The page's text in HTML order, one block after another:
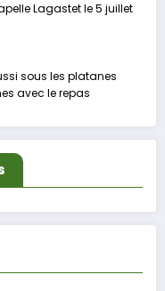
Lagastet le 5 juillet
sous les platanes
avec le repas